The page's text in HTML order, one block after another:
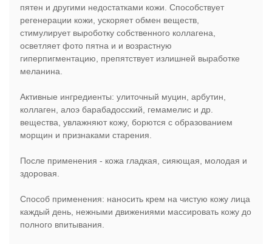
пятен и другими недостатками кожи. Способствует
регенерации кожи, ускоряет обмен веществ,
стимулирует выроботку собственного коллагена,
осветляет фото пятна и и возрастную
гиперпигментацию, препятствует излишней выработке
меланина.
Активные ингредиенты: улиточный муцин, арбутин,
коллаген, алоэ барабадосский, гемамелис и др.
вещества, увлажняют кожу, борются с образованием
морщин и признаками старения.
После применения - кожа гладкая, сияющая, молодая и
здоровая.
Способ применения: наносить крем на чистую кожу лица
каждый день, нежными движениями массировать кожу до
полного впитывания.